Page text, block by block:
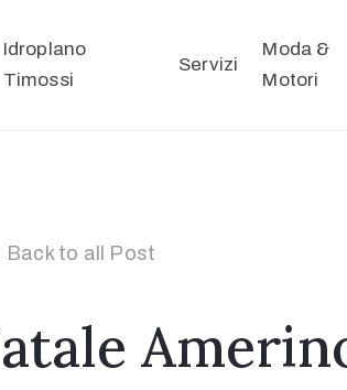
Idroplano
Timossi
Servizi
Moda &
Motori
Back to all Post